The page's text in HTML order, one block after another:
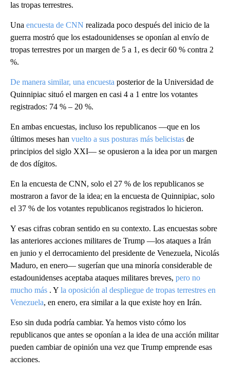
las tropas terrestres.
Una encuesta de CNN realizada poco después del inicio de la
guerra mostró que los estadounidenses se oponían al envío de
tropas terrestres por un margen de 5 a 1, es decir 60 % contra 2
%.
De manera similar, una encuesta posterior de la Universidad de
Quinnipiac situó el margen en casi 4 a 1 entre los votantes
registrados: 74 % – 20 %.
En ambas encuestas, incluso los republicanos —que en los
últimos meses han vuelto a sus posturas más belicistas de
principios del siglo XXI— se opusieron a la idea por un margen
de dos dígitos.
En la encuesta de CNN, solo el 27 % de los republicanos se
mostraron a favor de la idea; en la encuesta de Quinnipiac, solo
el 37 % de los votantes republicanos registrados lo hicieron.
Y esas cifras cobran sentido en su contexto. Las encuestas sobre
las anteriores acciones militares de Trump —los ataques a Irán
en junio y el derrocamiento del presidente de Venezuela, Nicolás
Maduro, en enero— sugerían que una minoría considerable de
estadounidenses aceptaba ataques militares breves, pero no
mucho más . Y la oposición al despliegue de tropas terrestres en
Venezuela, en enero, era similar a la que existe hoy en Irán.
Eso sin duda podría cambiar. Ya hemos visto cómo los
republicanos que antes se oponían a la idea de una acción militar
pueden cambiar de opinión una vez que Trump emprende esas
acciones.